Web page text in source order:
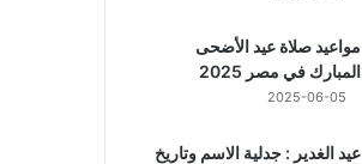
مواعيد صلاة عيد الأضحى
المبارك في مصر 2025
2025-06-05
عيد الغدير : جدلية الاسم وتاريخ